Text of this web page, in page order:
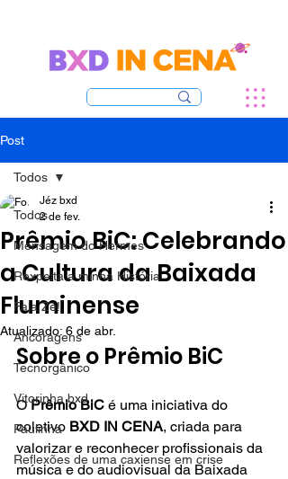
Post
Todos
Mensagem do Hermes
Rexpeita a minha História
Fala Zé!
Ancoragens
Tecnorgânico
Vitorinha bxd
Paulinha
Reflexões de uma caxiense em crise
Todos
Prêmio BiC: Celebrando
a Cultura da Baixada
Fluminense
Jéz bxd
2 de fev.
Atualizado: 6 de abr.
Sobre o Prêmio BiC
O Prêmio BiC é uma iniciativa do
coletivo BXD IN CENA, criada para
valorizar e reconhecer profissionais da
música e do audiovisual da Baixada